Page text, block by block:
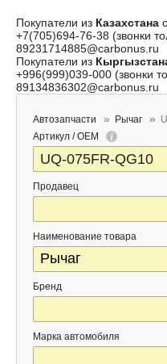
Покупатели из Казахстана
+7(705)694-76-38 (звонки
89231714885@carbonus.ru
Покупатели из
+996(999)039-000 (звонки
89134836302@carbonus.ru
Автозапчасти Рычаг
Артикул / OEM
Продавец
Наименование товара
Бренд
Марка автомобиля